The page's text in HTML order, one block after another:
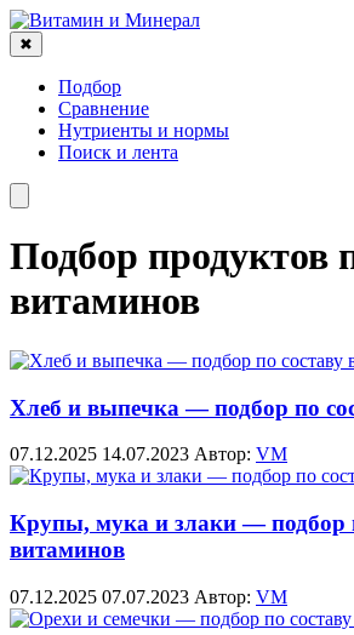
✖
Подбор
Сравнение
Нутриенты и нормы
Поиск и лента
Подбор продуктов
витаминов
Хлеб и выпечка — подбор по
07.12.2025 14.07.2023 Автор: VM
Крупы, мука и злаки — подбор
витаминов
07.12.2025 07.07.2023 Автор: VM